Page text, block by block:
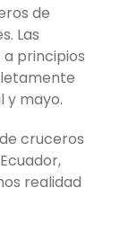
de
Las
principios
y mayo.
cruceros
realidad